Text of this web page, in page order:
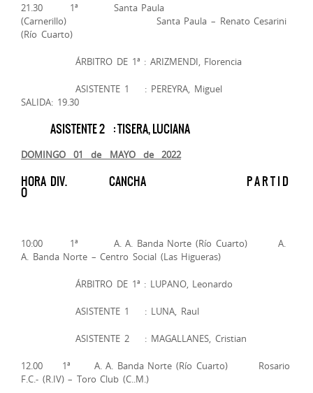
21.30 1ª Santa Paula
(Carnerillo) Santa Paula – Renato Cesarini
(Río Cuarto)
ÁRBITRO DE 1ª : ARIZMENDI, Florencia
ASISTENTE 1 : PEREYRA, Miguel
SALIDA: 19.30
ASISTENTE 2 : TISERA, LUCIANA
DOMINGO 01 de MAYO de 2022
HORA DIV. CANCHA P A R T I D
O
10:00 1ª A. A. Banda Norte (Río Cuarto) A.
A. Banda Norte – Centro Social (Las Higueras)
ÁRBITRO DE 1ª : LUPANO, Leonardo
ASISTENTE 1 : LUNA, Raul
ASISTENTE 2 : MAGALLANES, Cristian
12.00 1ª A. A. Banda Norte (Río Cuarto) Rosario
F.C.- (R.IV) – Toro Club (C..M.)